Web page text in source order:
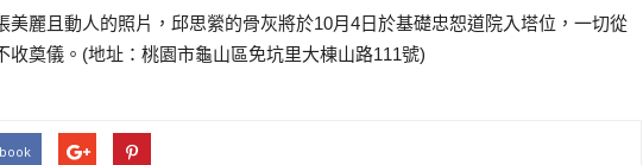
美麗且動人的照片，邱思縈的骨灰將於10月4日於基礎忠恕道院入塔位，一切從
收奠儀。(地址：桃園市龜山區免坑里大棟山路111號)